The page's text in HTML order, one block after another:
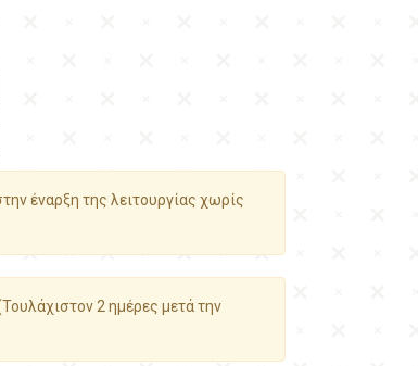
έναρξη της λειτουργίας χωρίς
2 ημέρες μετά την